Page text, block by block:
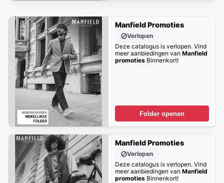
Manfield Promoties
Verlopen
Deze catalogus is verlopen. Vind
meer aanbiedingen van Manfield
promotiesBinnenkort!
Folder openen
Manfield Promoties
Verlopen
Deze catalogus is verlopen. Vind
meer aanbiedingen van Manfield
promotiesBinnenkort!